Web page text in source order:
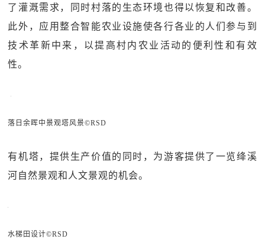
了灌溉需求，同时村落的生态环境也得以恢复和改善。
此外，应用整合智能农业设施使各行各业的人们参与到
技术革新中来，以提高村内农业活动的便利性和有效
性。
落日余晖中景观塔风景©RSD
有机塔，提供生产价值的同时，为游客提供了一览绛溪
河自然景观和人文景观的机会。
水梯田设计©RSD